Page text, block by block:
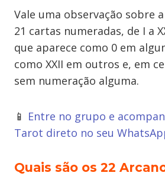
Vale uma observação sobre
21 cartas numeradas, de I a
que aparece como 0 em
como XXII em outros e, em
sem numeração alguma.
📱 Entre no grupo e
Tarot direto no seu
Quais são os 22